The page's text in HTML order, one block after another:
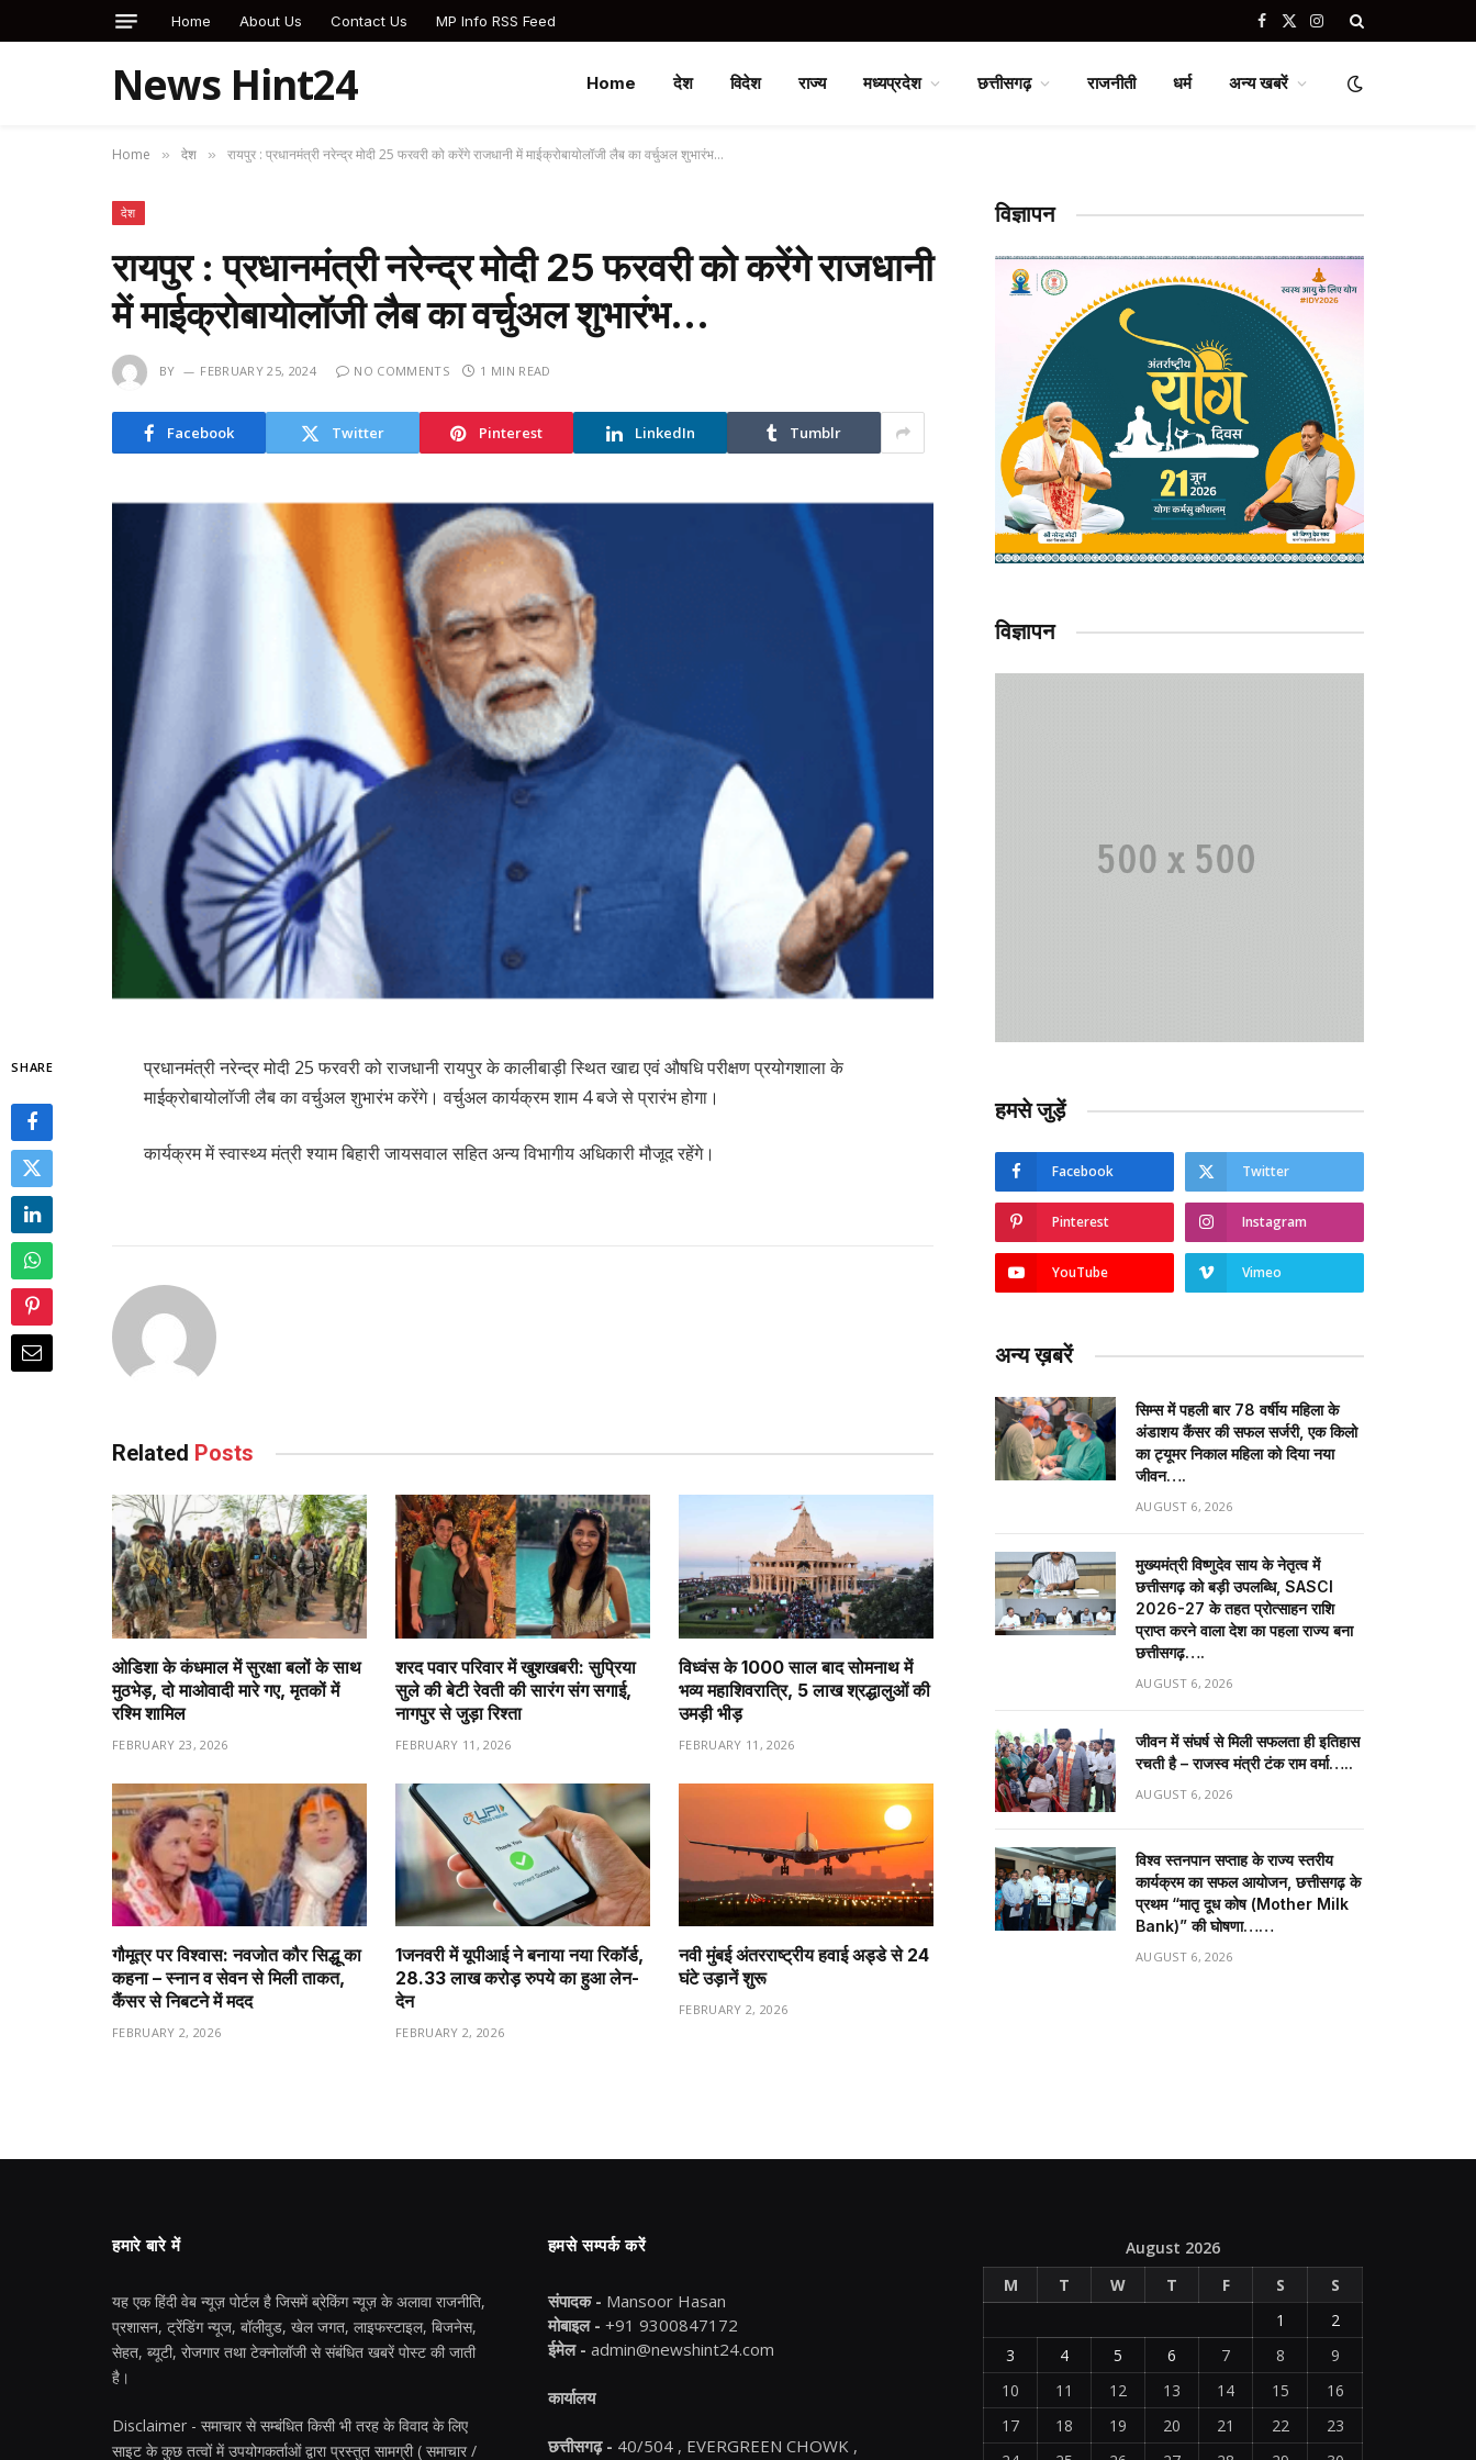
Home About Us Contact Us MP Info RSS Feed Facebook
X
Instagram
News Hint24 Home देश विदेश राज्य मध्यप्रदेश छत्तीसगढ़ राजनीती धर्म अन्य खबरें
Home » देश » रायपुर : प्रधानमंत्री नरेन्द्र मोदी 25 फरवरी को करेंगे राजधानी में माईक्रोबायोलॉजी लैब का वर्चुअल शुभारंभ…
देश
रायपुर : प्रधानमंत्री नरेन्द्र मोदी 25 फरवरी को करेंगे राजधानी
में माईक्रोबायोलॉजी लैब का वर्चुअल शुभारंभ…
BY FEBRUARY 25, 2024 NO COMMENTS 1 MIN READ
Facebook Twitter Pinterest LinkedIn Tumblr
SHARE
प्रधानमंत्री नरेन्द्र मोदी 25 फरवरी को राजधानी रायपुर के कालीबाड़ी स्थित खाद्य एवं औषधि परीक्षण प्रयोगशाला के
माईक्रोबायोलॉजी लैब का वर्चुअल शुभारंभ करेंगे। वर्चुअल कार्यक्रम शाम 4 बजे से प्रारंभ होगा।
कार्यक्रम में स्वास्थ्य मंत्री श्याम बिहारी जायसवाल सहित अन्य विभागीय अधिकारी मौजूद रहेंगे।
Related Posts
ओडिशा के कंधमाल में सुरक्षा बलों के साथ
मुठभेड़, दो माओवादी मारे गए, मृतकों में
रश्मि शामिल
FEBRUARY 23, 2026
शरद पवार परिवार में खुशखबरी: सुप्रिया
सुले की बेटी रेवती की सारंग संग सगाई,
नागपुर से जुड़ा रिश्ता
FEBRUARY 11, 2026
विध्वंस के 1000 साल बाद सोमनाथ में
भव्य महाशिवरात्रि, 5 लाख श्रद्धालुओं की
उमड़ी भीड़
FEBRUARY 11, 2026
गौमूत्र पर विश्वास: नवजोत कौर सिद्धू का
कहना – स्नान व सेवन से मिली ताकत,
कैंसर से निबटने में मदद
FEBRUARY 2, 2026
1️जनवरी में यूपीआई ने बनाया नया रिकॉर्ड,
28.33 लाख करोड़ रुपये का हुआ लेन-
देन
FEBRUARY 2, 2026
नवी मुंबई अंतरराष्ट्रीय हवाई अड्डे से 24
घंटे उड़ानें शुरू
FEBRUARY 2, 2026
विज्ञापन
विज्ञापन
हमसे जुड़ें
Facebook Twitter
Pinterest Instagram
YouTube Vimeo
अन्य ख़बरें
सिम्स में पहली बार 78 वर्षीय महिला के
अंडाशय कैंसर की सफल सर्जरी, एक किलो
का ट्यूमर निकाल महिला को दिया नया
जीवन….
AUGUST 6, 2026
मुख्यमंत्री विष्णुदेव साय के नेतृत्व में
छत्तीसगढ़ को बड़ी उपलब्धि, SASCI
2026-27 के तहत प्रोत्साहन राशि
प्राप्त करने वाला देश का पहला राज्य बना
छत्तीसगढ़….
AUGUST 6, 2026
जीवन में संघर्ष से मिली सफलता ही इतिहास
रचती है – राजस्व मंत्री टंक राम वर्मा…..
AUGUST 6, 2026
विश्व स्तनपान सप्ताह के राज्य स्तरीय
कार्यक्रम का सफल आयोजन, छत्तीसगढ़ के
प्रथम “मातृ दूध कोष (Mother Milk
Bank)” की घोषणा……
AUGUST 6, 2026
हमारे बारे में
यह एक हिंदी वेब न्यूज़ पोर्टल है जिसमें ब्रेकिंग न्यूज़ के अलावा राजनीति,
प्रशासन, ट्रेंडिंग न्यूज, बॉलीवुड, खेल जगत, लाइफस्टाइल, बिजनेस,
सेहत, ब्यूटी, रोजगार तथा टेक्नोलॉजी से संबंधित खबरें पोस्ट की जाती
है।
Disclaimer - समाचार से सम्बंधित किसी भी तरह के विवाद के लिए
साइट के कुछ तत्वों में उपयोगकर्ताओं द्वारा प्रस्तुत सामग्री ( समाचार /
हमसे सम्पर्क करें
संपादक - Mansoor Hasan
मोबाइल - +91 9300847172
ईमेल - admin@newshint24.com
कार्यालय
छत्तीसगढ़ - 40/504 , EVERGREEN CHOWK ,
August 2026
M
T W T F S
S
1
2
3
4 5 6 7 8
9
10
11 12 13 14 15
16
17
18 19 20 21 22
23